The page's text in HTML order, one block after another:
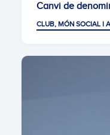
Canvi de
CLUB, MÓN SOCIAL I